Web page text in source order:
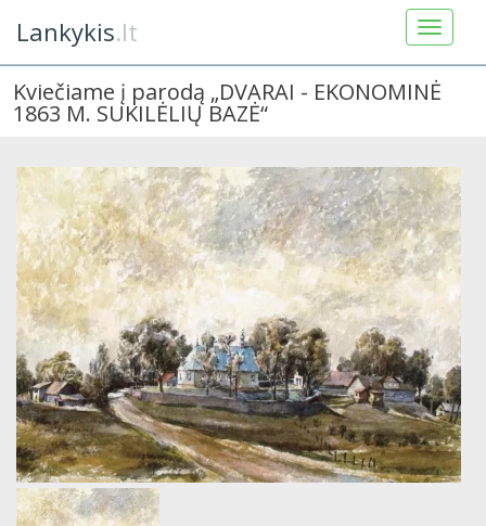
Lankykis.lt
Kviečiame į parodą „DVARAI - EKONOMINĖ
1863 M. SUKILĖLIŲ BAZĖ“